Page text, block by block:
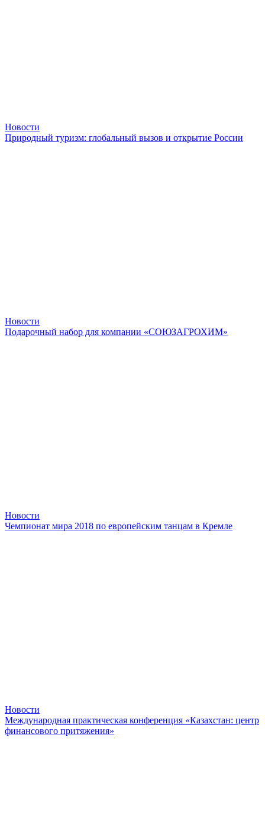
Новости
Природный туризм: глобальный вызов и открытие России
Новости
Подарочный набор для компании «СОЮЗАГРОХИМ»
Новости
Чемпионат мира 2018 по европейским танцам в Кремле
Новости
Международная практическая конференция «Казахстан: центр
финансового притяжения»